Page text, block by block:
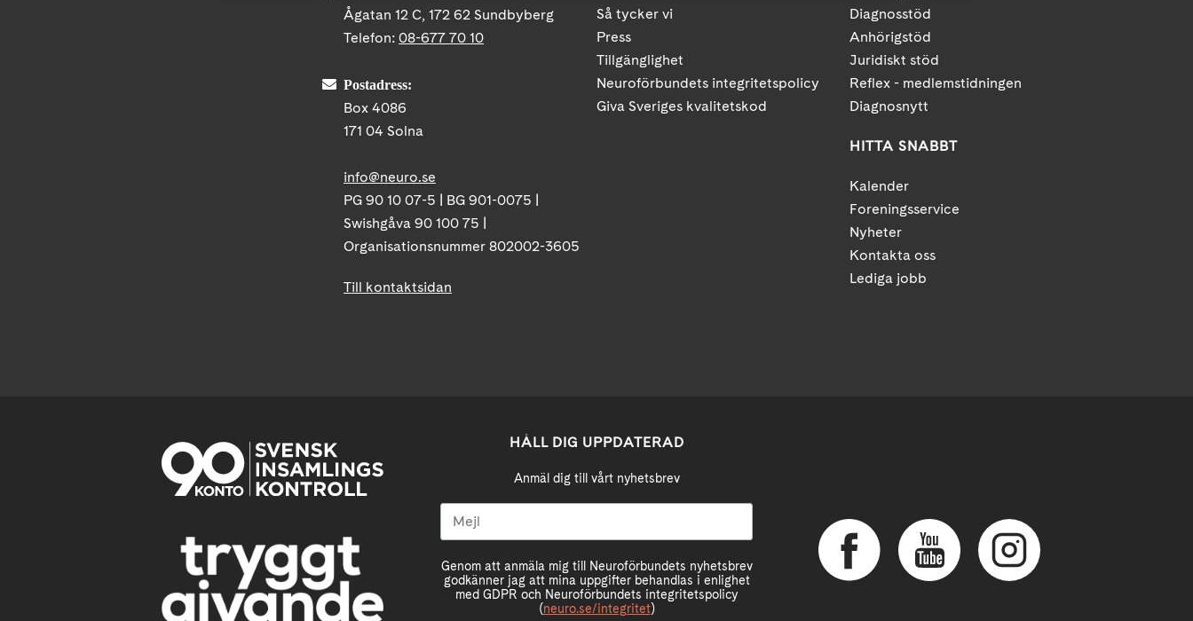
Ågatan 12 C, 172 62 Sundbyberg
Telefon: 08-677 70 10
Postadress:
Box 4086
171 04 Solna
info@neuro.se
PG 90 10 07-5 | BG 901-0075 |
Swishgåva 90 100 75 |
Organisationsnummer 802002-3605
Till kontaktsidan
Så tycker vi
Press
Tillgänglighet
Neuroförbundets integritetspolicy
Giva Sveriges kvalitetskod
Diagnosstöd
Anhörigstöd
Juridiskt stöd
Reflex - medlemstidningen
Diagnosnytt
HITTA SNABBT
Kalender
Foreningsservice
Nyheter
Kontakta oss
Lediga jobb
HÅLL DIG UPPDATERAD
Anmäl dig till vårt nyhetsbrev
Genom att anmäla mig till Neuroförbundets nyhetsbrev
godkänner jag att mina uppgifter behandlas i enlighet
med GDPR och Neuroförbundets integritetspolicy
(neuro.se/integritet)